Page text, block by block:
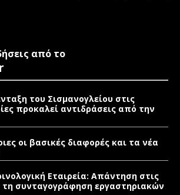
από το
του Σισμανογλείου στις
προκαλεί αντιδράσεις από την
οι βασικές διαφορές και τα νέα
Εταιρεία: Απάντηση στις
τη συνταγογράφηση εργαστηριακών